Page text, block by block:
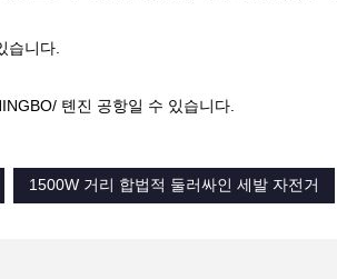
습니다.
톈진 공항일 수 있습니다.
1500W 거리 합법적 둘러싸인 세발 자전거